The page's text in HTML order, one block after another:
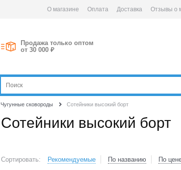
О магазине Оплата Доставка Отзывы о
Продажа только оптом
от 30 000 ₽
Чугунные сковороды Сотейники высокий борт
Сотейники высокий борт
Сортировать: Рекомендуемые По названию По